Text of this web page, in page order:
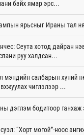
цаг 26 мин
Улстай боловсролын
ажиллагааг өргөжүүлнэ
цаг 35 мин
цаг 37 мин
ын үйл ажиллагаатай
цаг 50 мин
байх ямар эрс...
ярьсныг Ираны тал
Сеута хотод дайран
руу халдсан...
мэндийн салбарын хүний
чиглэлээр ...
дэглэм бодитоор ганхаж
“Хорт могой”-ноос